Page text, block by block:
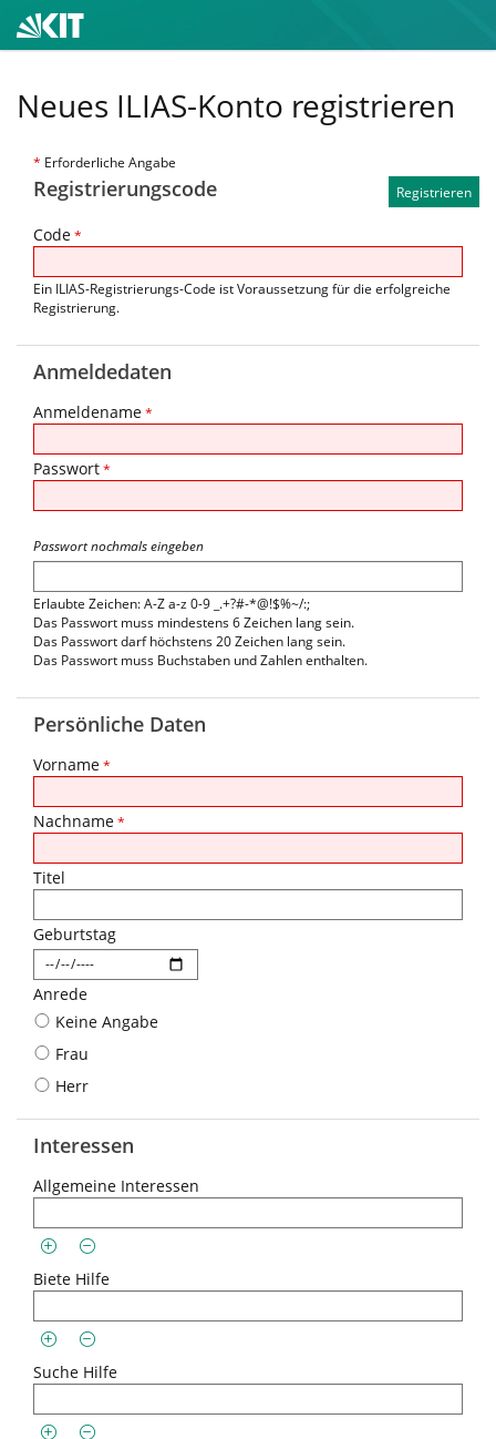
Neues ILIAS-Konto registrieren
* Erforderliche Angabe
Registrierungscode
Code*
Ein ILIAS-Registrierungs-Code ist Voraussetzung für die erfolgreiche
Registrierung.
Anmeldedaten
Anmeldename*
Passwort*
Passwort nochmals eingeben
Erlaubte Zeichen: A-Z a-z 0-9 _.+?#-*@!$%~/:;
Das Passwort muss mindestens 6 Zeichen lang sein.
Das Passwort darf höchstens 20 Zeichen lang sein.
Das Passwort muss Buchstaben und Zahlen enthalten.
Persönliche Daten
Vorname*
Nachname*
Titel
Geburtstag
Anrede
Keine Angabe
Frau
Herr
Interessen
Allgemeine Interessen
Biete Hilfe
Suche Hilfe